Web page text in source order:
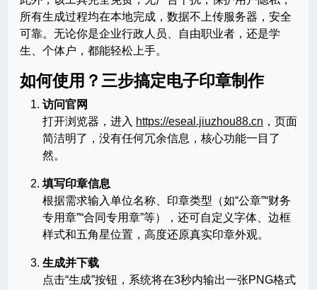
所有生成过程均在本地完成，数据不上传服务器，安全
可靠。无论你是企业行政人员、自由职业者，还是学
生、个体户，都能轻松上手。
如何使用？三步搞定电子印章制作
访问官网
打开浏览器，进入 https://eseal.jiuzhou88.cn ，页面
简洁明了，没有任何冗余信息，核心功能一目了
然。
填写印章信息
根据需求输入单位名称、印章类型（如“公章”“财务
专用章”“合同专用章”等），还可自定义字体、边框
样式和五角星位置，高度还原真实印章外观。
生成并下载
点击“生成”按钮，系统将在3秒内输出一张PNG格式